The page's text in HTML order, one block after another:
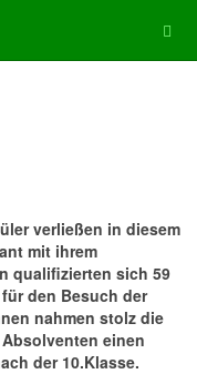
verließen in diesem
mit ihrem
qualifizierten sich 59
den Besuch der
nahmen stolz die
einen
der 10.Klasse.